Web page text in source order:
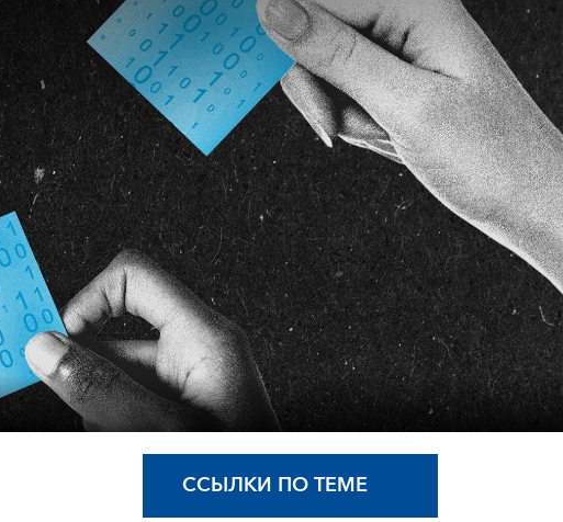
ССЫЛКИ ПО ТЕМЕ